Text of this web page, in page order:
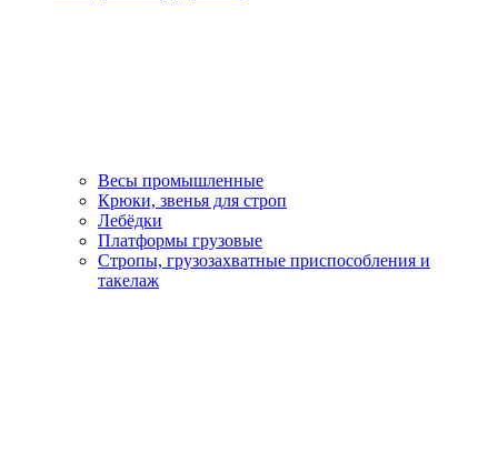
Весы промышленные
Крюки, звенья для строп
Лебёдки
Платформы грузовые
Стропы, грузозахватные приспособления и
такелаж